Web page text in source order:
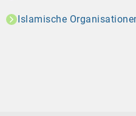
Islamische